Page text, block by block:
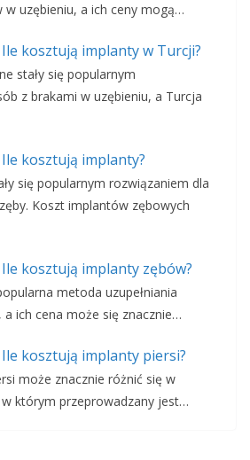
w uzębieniu, a ich ceny mogą…
Ile kosztują implanty w Turcji?
stały się popularnym
z brakami w uzębieniu, a Turcja
Ile kosztują implanty?
się popularnym rozwiązaniem dla
Koszt implantów zębowych
Ile kosztują implanty zębów?
metoda uzupełniania
ich cena może się znacznie…
Ile kosztują implanty piersi?
może znacznie różnić się w
którym przeprowadzany jest…